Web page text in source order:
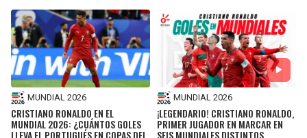
MUNDIAL 2026
CRISTIANO RONALDO EN EL
MUNDIAL 2026: ¿CUÁNTOS GOLES
LLEVA EL PORTUGUÉS EN COPAS DEL
MUNDIAL 2026
¡LEGENDARIO! CRISTIANO RONALDO,
PRIMER JUGADOR EN MARCAR EN
SEIS MUNDIALES DISTINTOS